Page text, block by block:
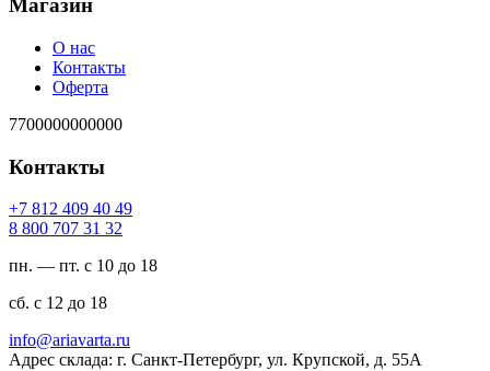
Магазин
О нас
Контакты
Оферта
7700000000000
Контакты
94 04 904 218 7+
23 13 707 008 8
пн. — пт. с 10 до 18
сб. с 12 до 18
ur.atravaira@ofni
Адрес склада: г. Санкт-Петербург, ул. Крупской, д. 55А